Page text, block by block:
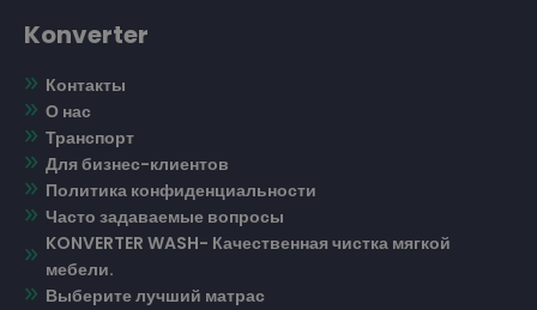
Konverter
Контакты
О нас
Транспорт
Для бизнес-клиентов
Политика конфиденциальности
Часто задаваемые вопросы
KONVERTER WASH- Качественная чистка мягкой
мебели.
Выберите лучший матрас